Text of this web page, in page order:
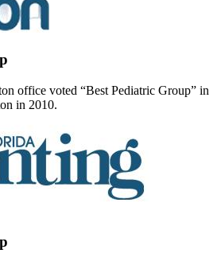
office voted “Best Pediatric Group” in
in 2010.